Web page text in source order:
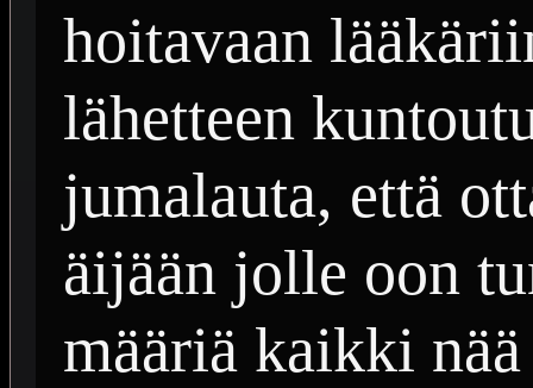
hoitavaan
lähetteen
jumalauta, että
äijään jolle oon
määriä kaikki